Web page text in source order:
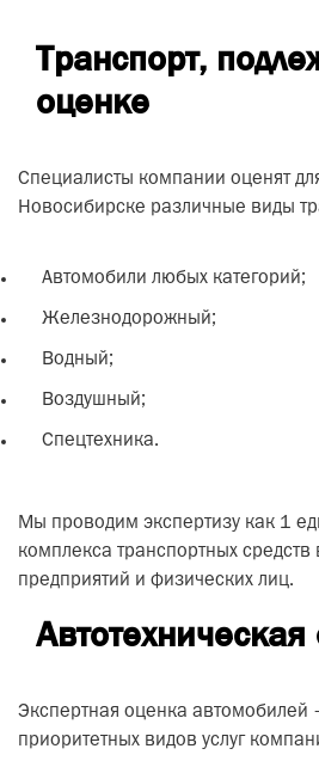
Транспорт,
оценке
Специалисты компании оценят
Новосибирске различные виды
Автомобили любых категорий;
Железнодорожный;
Водный;
Воздушный;
Спецтехника.
Мы проводим экспертизу как 1
комплекса транспортных средств
предприятий и физических лиц.
Экспертная оценка автомобилей
приоритетных видов услуг